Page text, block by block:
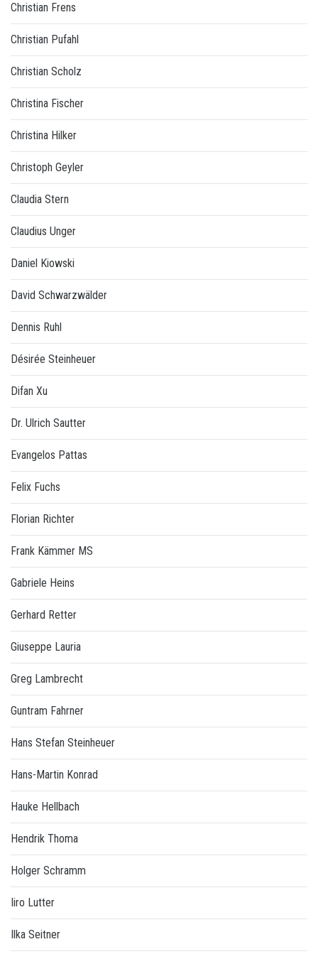
Christian Frens
Christian Pufahl
Christian Scholz
Christina Fischer
Christina Hilker
Christoph Geyler
Claudia Stern
Claudius Unger
Daniel Kiowski
David Schwarzwälder
Dennis Ruhl
Désirée Steinheuer
Difan Xu
Dr. Ulrich Sautter
Evangelos Pattas
Felix Fuchs
Florian Richter
Frank Kämmer MS
Gabriele Heins
Gerhard Retter
Giuseppe Lauria
Greg Lambrecht
Guntram Fahrner
Hans Stefan Steinheuer
Hans-Martin Konrad
Hauke Hellbach
Hendrik Thoma
Holger Schramm
Iiro Lutter
Ilka Seitner